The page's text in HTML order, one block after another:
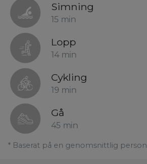
Simning
15 min
Lopp
14 min
Cykling
19 min
Gå
45 min
* Baserat på en genomsnittlig